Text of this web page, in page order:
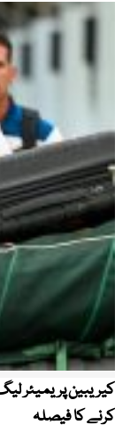
کرنے کا فیصلہ